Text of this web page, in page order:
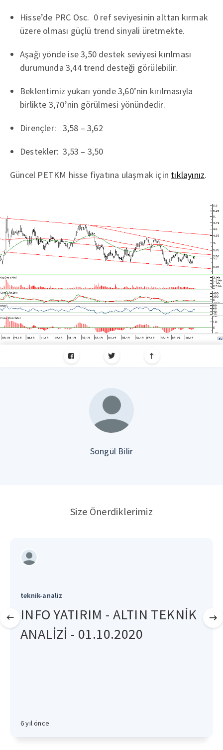
Hisse’de PRC Osc. 0 ref seviyesinin alttan kırmak
üzere olması güçlü trend sinyali üretmekte.
Aşağı yönde ise 3,50 destek seviyesi kırılması
durumunda 3,44 trend desteği görülebilir.
Beklentimiz yukarı yönde 3,60’nin kırılmasıyla
birlikte 3,70’nin görülmesi yönündedir.
Dirençler: 3,58 – 3,62
Destekler: 3,53 – 3,50
Güncel PETKM hisse fiyatına ulaşmak için tıklayınız.
Songül Bilir
Size Önerdiklerimiz
teknik-analiz
INFO YATIRIM - ALTIN TEKNİK
ANALİZİ - 01.10.2020
6 yıl önce